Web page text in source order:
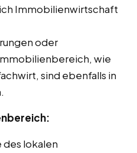
Immobilienwirtschaft
oder
wie
sind ebenfalls in
des lokalen